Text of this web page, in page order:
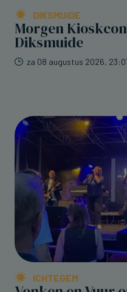
DIKSMUIDE
Morgen
Diksmuide
za 08 augustus 2026,
ICHTEGEM